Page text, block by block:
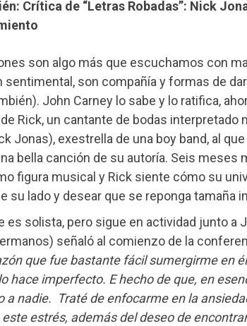
Crítica de “Letras Robadas”: Nick
son algo más que escuchamos con
sentimental, son compañía y formas de
John Carney lo sabe y lo ratifica,
Rick, un cantante de bodas interpretado
Jonas), exestrella de una boy band, al
bella canción de su autoría. Seis meses
figura musical y Rick siente cómo su
su lado y desear que se reponga tamaña
es solista, pero sigue en actividad junto a
señaló al comienzo de la
que fue bastante fácil sumergirme en
hace imperfecto. E hecho de que, en
a nadie. Traté de enfocarme en la
estrés, además del deseo de